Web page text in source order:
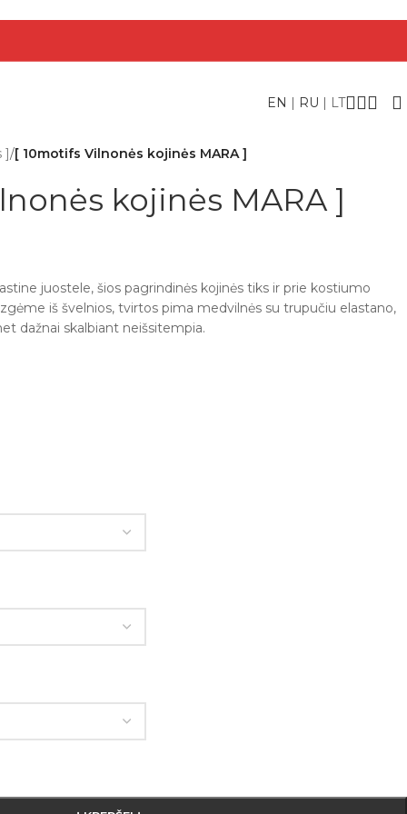
EN | RU | LT
]/[ 10motifs Vilnonės kojinės MARA ]
kojinės MARA ]
juostele, šios pagrindinės kojinės tiks ir prie kostiumo
iš švelnios, tvirtos pima medvilnės su trupučiu elastano,
dažnai skalbiant neišsitempia.